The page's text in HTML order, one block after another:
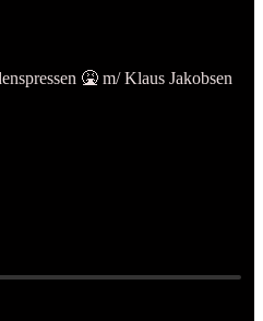
🤮 m/ Klaus Jakobsen
-55:13